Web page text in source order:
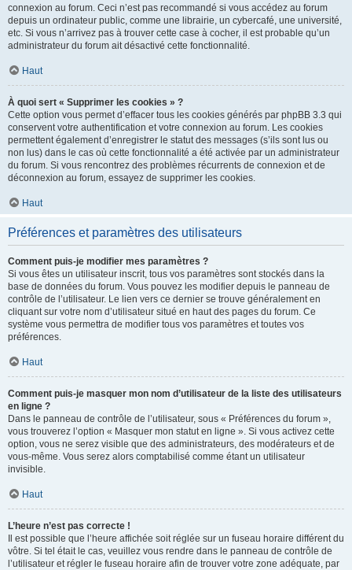
connexion au forum. Ceci n’est pas recommandé si vous accédez au forum
depuis un ordinateur public, comme une librairie, un cybercafé, une université,
etc. Si vous n’arrivez pas à trouver cette case à cocher, il est probable qu’un
administrateur du forum ait désactivé cette fonctionnalité.
Haut
À quoi sert « Supprimer les cookies » ?
Cette option vous permet d’effacer tous les cookies générés par phpBB 3.3 qui
conservent votre authentification et votre connexion au forum. Les cookies
permettent également d’enregistrer le statut des messages (s’ils sont lus ou
non lus) dans le cas où cette fonctionnalité a été activée par un administrateur
du forum. Si vous rencontrez des problèmes récurrents de connexion et de
déconnexion au forum, essayez de supprimer les cookies.
Haut
Préférences et paramètres des utilisateurs
Comment puis-je modifier mes paramètres ?
Si vous êtes un utilisateur inscrit, tous vos paramètres sont stockés dans la
base de données du forum. Vous pouvez les modifier depuis le panneau de
contrôle de l’utilisateur. Le lien vers ce dernier se trouve généralement en
cliquant sur votre nom d’utilisateur situé en haut des pages du forum. Ce
système vous permettra de modifier tous vos paramètres et toutes vos
préférences.
Haut
Comment puis-je masquer mon nom d’utilisateur de la liste des utilisateurs
en ligne ?
Dans le panneau de contrôle de l’utilisateur, sous « Préférences du forum »,
vous trouverez l’option « Masquer mon statut en ligne ». Si vous activez cette
option, vous ne serez visible que des administrateurs, des modérateurs et de
vous-même. Vous serez alors comptabilisé comme étant un utilisateur
invisible.
Haut
L’heure n’est pas correcte !
Il est possible que l’heure affichée soit réglée sur un fuseau horaire différent du
vôtre. Si tel était le cas, veuillez vous rendre dans le panneau de contrôle de
l’utilisateur et régler le fuseau horaire afin de trouver votre zone adéquate, par